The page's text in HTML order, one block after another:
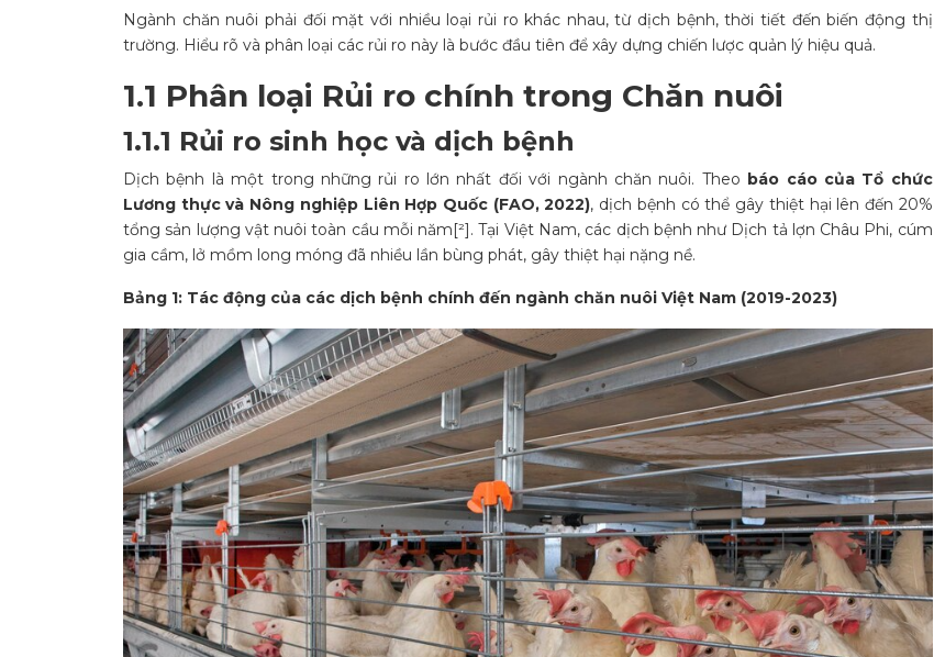
Ngành chăn nuôi phải đối mặt với nhiều loại rủi ro khác nhau, từ dịch bệnh, thời tiết đến biến động thị
trường. Hiểu rõ và phân loại các rủi ro này là bước đầu tiên để xây dựng chiến lược quản lý hiệu quả.
1.1 Phân loại Rủi ro chính trong Chăn nuôi
1.1.1 Rủi ro sinh học và dịch bệnh
Dịch bệnh là một trong những rủi ro lớn nhất đối với ngành chăn nuôi. Theo báo cáo của Tổ chức
Lương thực và Nông nghiệp Liên Hợp Quốc (FAO, 2022), dịch bệnh có thể gây thiệt hại lên đến 20%
tổng sản lượng vật nuôi toàn cầu mỗi năm[²]. Tại Việt Nam, các dịch bệnh như Dịch tả lợn Châu Phi, cúm
gia cầm, lở mồm long móng đã nhiều lần bùng phát, gây thiệt hại nặng nề.
Bảng 1: Tác động của các dịch bệnh chính đến ngành chăn nuôi Việt Nam (2019-2023)